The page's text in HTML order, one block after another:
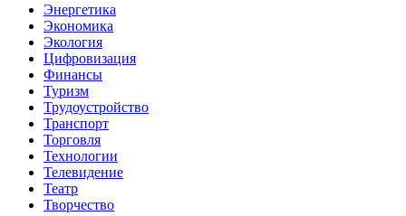
Энергетика
Экономика
Экология
Цифровизация
Финансы
Туризм
Трудоустройство
Транспорт
Торговля
Технологии
Телевидение
Театр
Творчество